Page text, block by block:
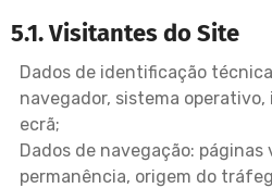
5.1. Visitantes do Site
Dados de identificação
navegador, sistema operativo,
ecrã;
Dados de navegação:
permanência, origem do